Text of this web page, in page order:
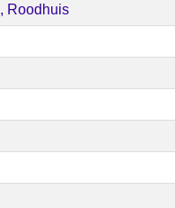
Roodhuis